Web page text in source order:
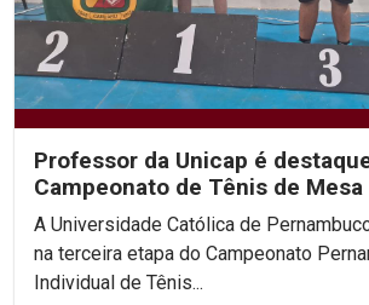
Professor da Unicap é
Campeonato de Tênis de Mesa
A Universidade Católica de
na terceira etapa do Campeonato
Individual de Tênis...